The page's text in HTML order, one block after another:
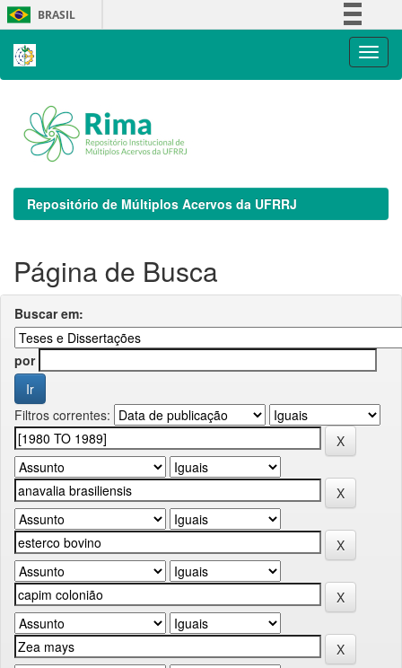
Skip
navigation
BRASIL
Repositório de Múltiplos Acervos da UFRRJ
Página de Busca
Buscar em:
por
Filtros correntes: